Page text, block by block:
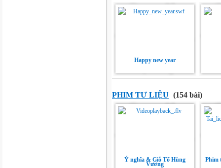
Happy new year
PHIM TƯ LIỆU (154 bài)
Ý nghĩa & Giỗ Tổ Hùng
Vương
Phim